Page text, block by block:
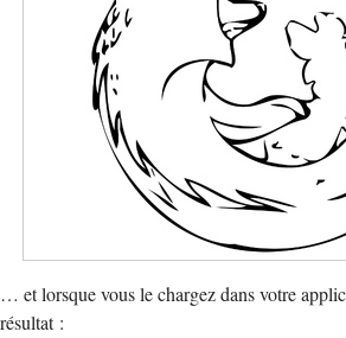
… et lorsque vous le chargez dans votre
résultat :